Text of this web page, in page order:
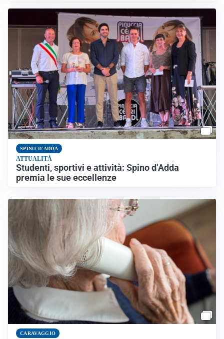
SPINO D'ADDA
ATTUALITÀ
Studenti, sportivi e attività: Spino d’Adda
premia le sue eccellenze
CARAVAGGIO